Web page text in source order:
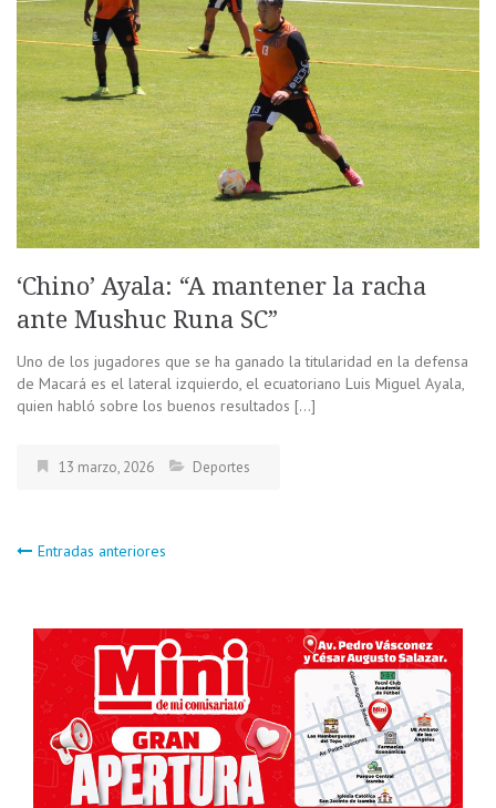
‘Chino’ Ayala: “A mantener la racha
ante Mushuc Runa SC”
Uno de los jugadores que se ha ganado la titularidad en la defensa
de Macará es el lateral izquierdo, el ecuatoriano Luis Miguel Ayala,
quien habló sobre los buenos resultados […]
13 marzo, 2026 Deportes
Navegación
de
entradas
Entradas anteriores